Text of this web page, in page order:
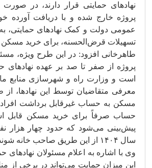
نهادهای حمایتی قرار دارند، در صورت
پروژه خارج شده و با دریافت آورده
عمومی دولت و کمک نهادهای حمایتی، به
تسهیلات قرض‌الحسنه، برای خرید مسکن
طاهرخانی افزود: در این طرح ویژه،
پروژه از صفر تا صد بر عهده نهادهای
است و وزارت راه و شهرسازی منابع
معرفی متقاضیان توسط این نهادها،
مسکن به حساب غیرقابل برداشت افراد
حساب صرفاً برای خرید مسکن قابل
پیش‌بینی می‌شود که حدود چهار هزار
سال ۱۴۰۴ از این طریق صاحب خانه شوند.
وی با اشاره به اعلام مسئولان نهادهای